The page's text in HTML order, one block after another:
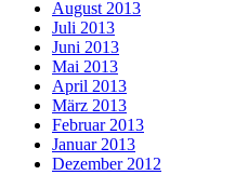
August 2013
Juli 2013
Juni 2013
Mai 2013
April 2013
März 2013
Februar 2013
Januar 2013
Dezember 2012